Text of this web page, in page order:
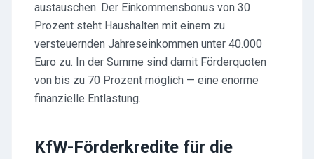
austauschen. Der Einkommensbonus von 30
Prozent steht Haushalten mit einem zu
versteuernden Jahreseinkommen unter 40.000
Euro zu. In der Summe sind damit Förderquoten
von bis zu 70 Prozent möglich — eine enorme
finanzielle Entlastung.
KfW-Förderkredite für die